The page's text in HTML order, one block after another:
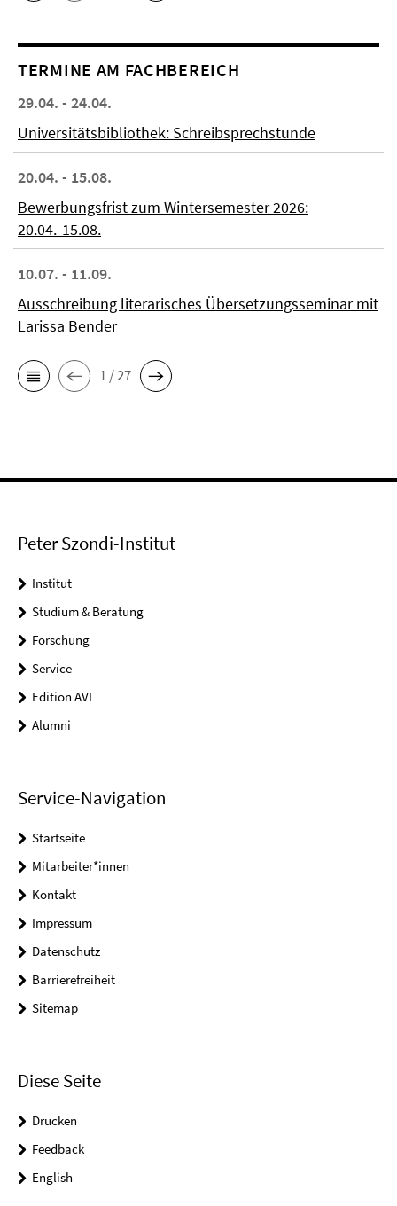
TERMINE AM FACHBEREICH
29.04. - 24.04.
Universitätsbibliothek: Schreibsprechstunde
20.04. - 15.08.
Bewerbungsfrist zum Wintersemester 2026:
20.04.-15.08.
10.07. - 11.09.
Ausschreibung literarisches Übersetzungsseminar mit
Larissa Bender
1 / 27
Peter Szondi-Institut
Institut
Studium & Beratung
Forschung
Service
Edition AVL
Alumni
Service-Navigation
Startseite
Mitarbeiter*innen
Kontakt
Impressum
Datenschutz
Barrierefreiheit
Sitemap
Diese Seite
Drucken
Feedback
English